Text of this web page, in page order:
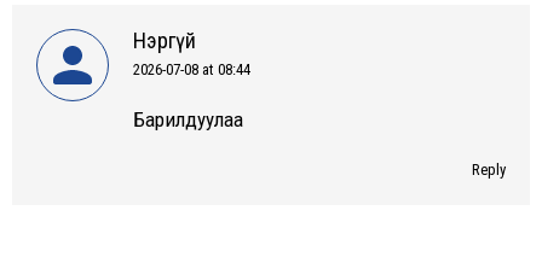
Нэргүй
says:
2026-07-08 at 08:44
Барилдуулаа
Reply